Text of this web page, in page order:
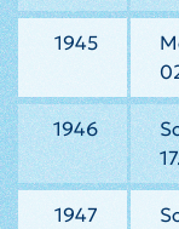
1945
1946
1947